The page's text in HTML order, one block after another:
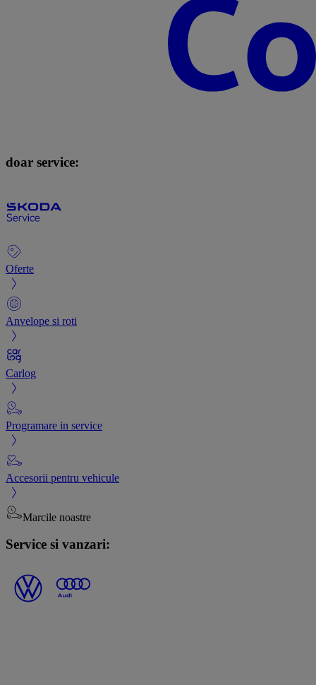
doar service:
Oferte
Anvelope si roti
Carlog
Programare in service
Accesorii pentru vehicule
Marcile noastre
Service si vanzari: